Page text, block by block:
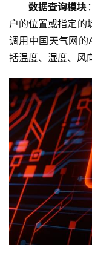
数据查询模块
户的位置或指定的
调用中国天气网的
括温度、湿度、风